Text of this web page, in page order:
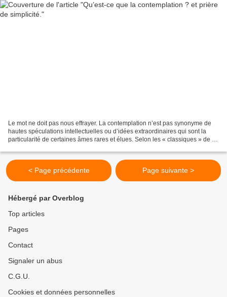
Le mot ne doit pas nous effrayer. La contemplation n’est pas synonyme de
hautes spéculations intellectuelles ou d’idées extraordinaires qui sont la
particularité de certaines âmes rares et élues. Selon les « classiques » de la
< Page précédente Page suivante >
Hébergé par Overblog
Top articles
Pages
Contact
Signaler un abus
C.G.U.
Cookies et données personnelles